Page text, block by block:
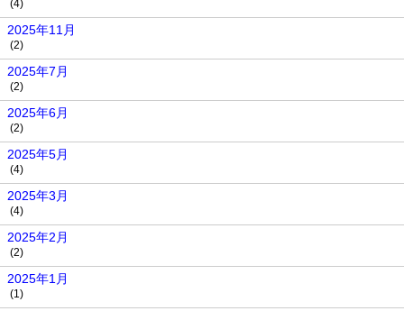
(4)
2025年11月
(2)
2025年7月
(2)
2025年6月
(2)
2025年5月
(4)
2025年3月
(4)
2025年2月
(2)
2025年1月
(1)